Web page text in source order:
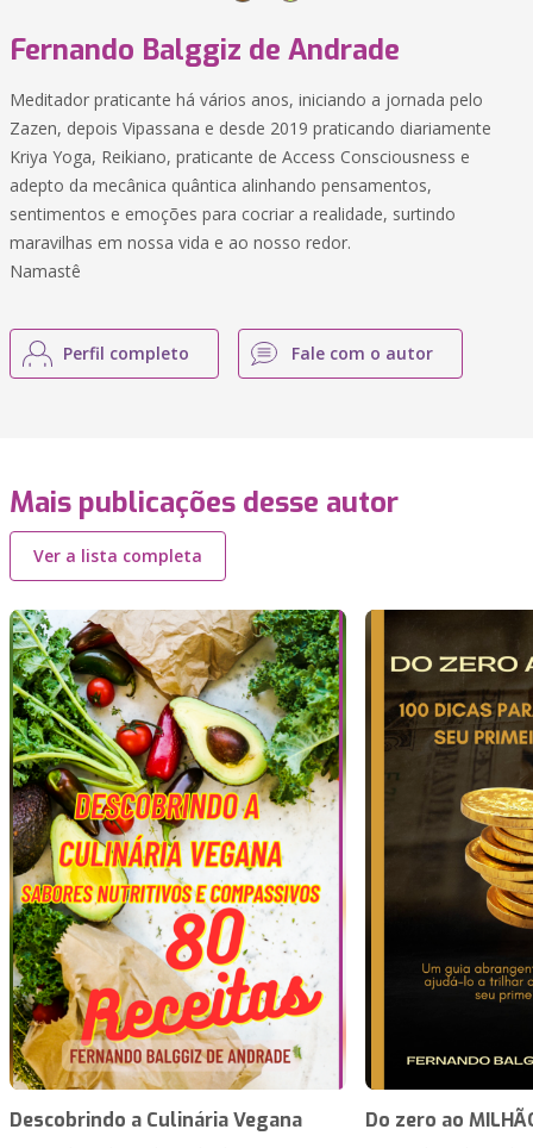
Fernando Balggiz de Andrade
Meditador praticante há vários anos, iniciando a jornada pelo
Zazen, depois Vipassana e desde 2019 praticando diariamente
Kriya Yoga, Reikiano, praticante de Access Consciousness e
adepto da mecânica quântica alinhando pensamentos,
sentimentos e emoções para cocriar a realidade, surtindo
maravilhas em nossa vida e ao nosso redor.
Namastê
Perfil completo Fale com o autor
Mais publicações desse autor
Ver a lista completa
Descobrindo a Culinária Vegana Do zero ao